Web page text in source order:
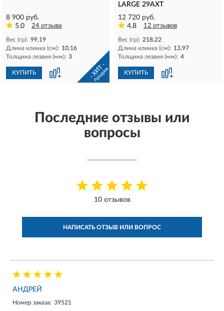
8 900 руб.
5.0
24 отзыва
Вес (гр): 99,19
Длина клинка (см): 10,16
Толщина лезвия (мм): 3
КУПИТЬ - ХИТ -
продаж
LARGE 29AXT
12 720 руб.
4.8
12 отзывов
Вес (гр): 218,22
Длина клинка (см): 13,97
Толщина лезвия (мм): 4
КУПИТЬ
Последние отзывы или
вопросы
10 отзывов
НАПИСАТЬ ОТЗЫВ ИЛИ ВОПРОС
АНДРЕЙ
Номер заказа: 39521